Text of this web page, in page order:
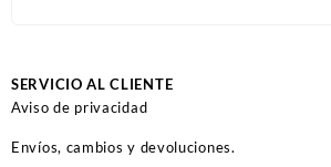
SERVICIO AL CLIENTE
Aviso de privacidad
Envíos, cambios y devoluciones.